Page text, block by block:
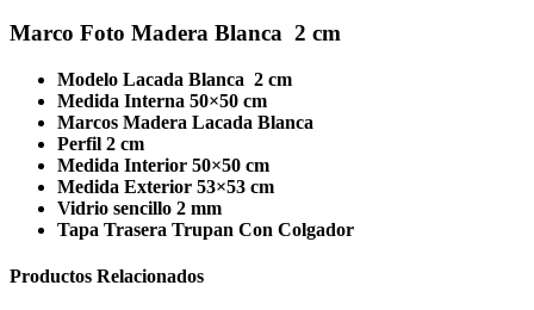
Marco Foto Madera Blanca 2 cm
Modelo Lacada Blanca 2 cm
Medida Interna 50×50 cm
Marcos Madera Lacada Blanca
Perfil 2 cm
Medida Interior 50×50 cm
Medida Exterior 53×53 cm
Vidrio sencillo 2 mm
Tapa Trasera Trupan Con Colgador
Productos Relacionados